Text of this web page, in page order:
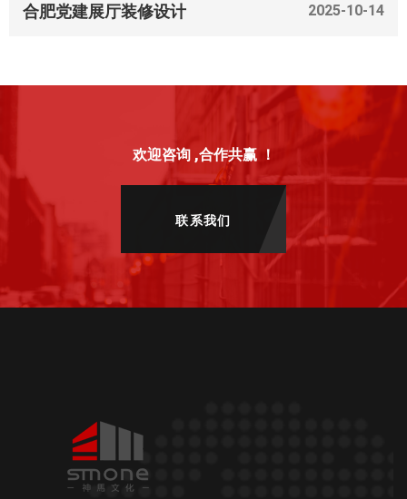
合肥党建展厅装修设计 2025-10-14
欢迎咨询 ,合作共赢 ！
联系我们